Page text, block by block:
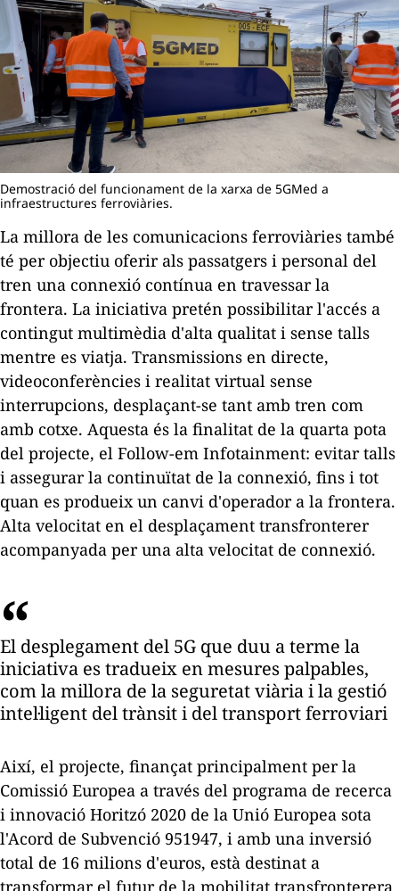
Demostració del funcionament de la xarxa de 5GMed a
infraestructures ferroviàries.
La millora de les comunicacions ferroviàries també
té per objectiu oferir als passatgers i personal del
tren una connexió contínua en travessar la
frontera. La iniciativa pretén possibilitar l'accés a
contingut multimèdia d'alta qualitat i sense talls
mentre es viatja. Transmissions en directe,
videoconferències i realitat virtual sense
interrupcions, desplaçant-se tant amb tren com
amb cotxe. Aquesta és la finalitat de la quarta pota
del projecte, el Follow-em Infotainment: evitar talls
i assegurar la continuïtat de la connexió, fins i tot
quan es produeix un canvi d'operador a la frontera.
Alta velocitat en el desplaçament transfronterer
acompanyada per una alta velocitat de connexió.
El desplegament del 5G que duu a terme la
iniciativa es tradueix en mesures palpables,
com la millora de la seguretat viària i la gestió
intel·ligent del trànsit i del transport ferroviari
Així, el projecte, finançat principalment per la
Comissió Europea a través del programa de recerca
i innovació Horitzó 2020 de la Unió Europea sota
l'Acord de Subvenció 951947, i amb una inversió
total de 16 milions d'euros, està destinat a
transformar el futur de la mobilitat transfronterera